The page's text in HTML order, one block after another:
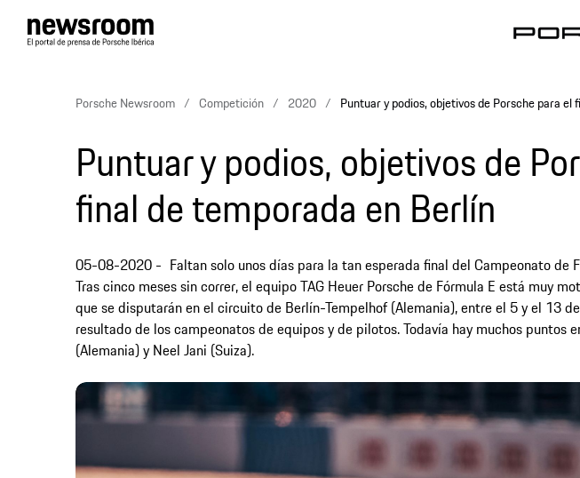
Porsche Newsroom Competición 2020 Puntuar y podios, objetivos de Porsche para el
Puntuar y podios, objetivos de
final de temporada en Berlín
05-08-2020
Faltan solo unos días para la tan esperada final del Campeonato de
Tras cinco meses sin correr, el equipo TAG Heuer Porsche de Fórmula E está muy
que se disputarán en el circuito de Berlín-Tempelhof (Alemania), entre el 5 y el 13
resultado de los campeonatos de equipos y de pilotos. Todavía hay muchos puntos
(Alemania) y Neel Jani (Suiza).